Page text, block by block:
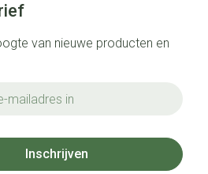
van nieuwe producten en
Inschrijven